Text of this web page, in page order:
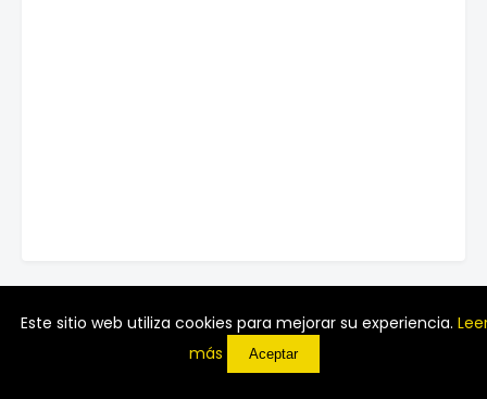
Este sitio web utiliza cookies para mejorar su experiencia.
más
Aceptar